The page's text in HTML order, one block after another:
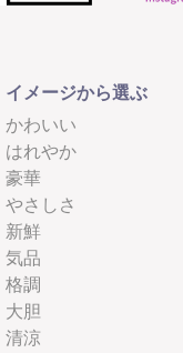
イメージから選ぶ
かわいい
はれやか
豪華
やさしさ
新鮮
気品
格調
大胆
清涼